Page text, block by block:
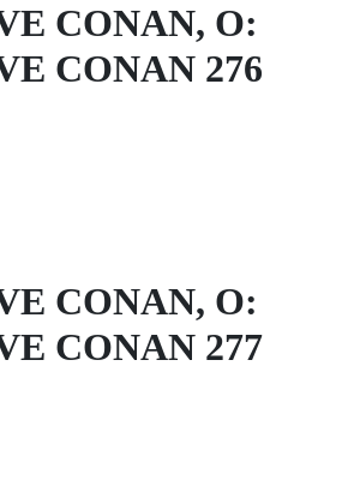
CONAN, O:
CONAN 276
CONAN, O:
CONAN 277